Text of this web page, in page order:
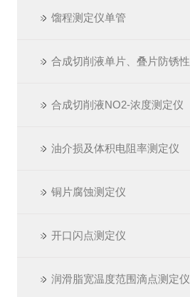
馏程测定仪单管
合成切削液NO2-浓度测定仪
油介损及体积电阻率测定仪
铜片腐蚀测定仪
开口闪点测定仪
润滑脂宽温度范围滴点测定仪